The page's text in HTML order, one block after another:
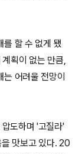
를 할 수 없게 됐
획이 없는 만큼,
어려울 전망이
도하며 '고질라'
맛보고 있다. 20